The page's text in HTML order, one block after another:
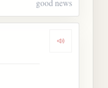
good news
Dengarkan